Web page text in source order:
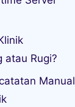
atau Rugi?
Manual